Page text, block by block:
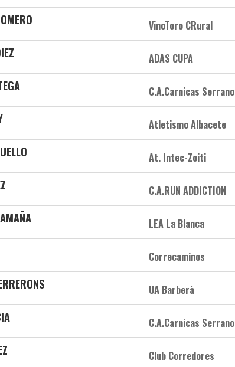
VinoToro CRural
ADAS CUPA
C.A.Carnicas Serrano
Atletismo Albacete
At. Intec-Zoiti
C.A.RUN ADDICTION
LEA La Blanca
Correcaminos
UA Barberà
C.A.Carnicas Serrano
Club Corredores